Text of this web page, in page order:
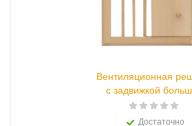
Вентиляционная
с задвижкой
Достаточно